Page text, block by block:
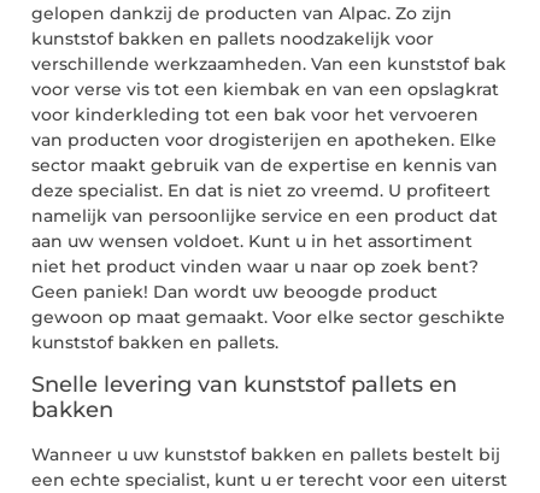
gelopen dankzij de producten van Alpac. Zo zijn
kunststof bakken en pallets noodzakelijk voor
verschillende werkzaamheden. Van een kunststof bak
voor verse vis tot een kiembak en van een opslagkrat
voor kinderkleding tot een bak voor het vervoeren
van producten voor drogisterijen en apotheken. Elke
sector maakt gebruik van de expertise en kennis van
deze specialist. En dat is niet zo vreemd. U profiteert
namelijk van persoonlijke service en een product dat
aan uw wensen voldoet. Kunt u in het assortiment
niet het product vinden waar u naar op zoek bent?
Geen paniek! Dan wordt uw beoogde product
gewoon op maat gemaakt. Voor elke sector geschikte
kunststof bakken en pallets.
Snelle levering van kunststof pallets en
bakken
Wanneer u uw kunststof bakken en pallets bestelt bij
een echte specialist, kunt u er terecht voor een uiterst